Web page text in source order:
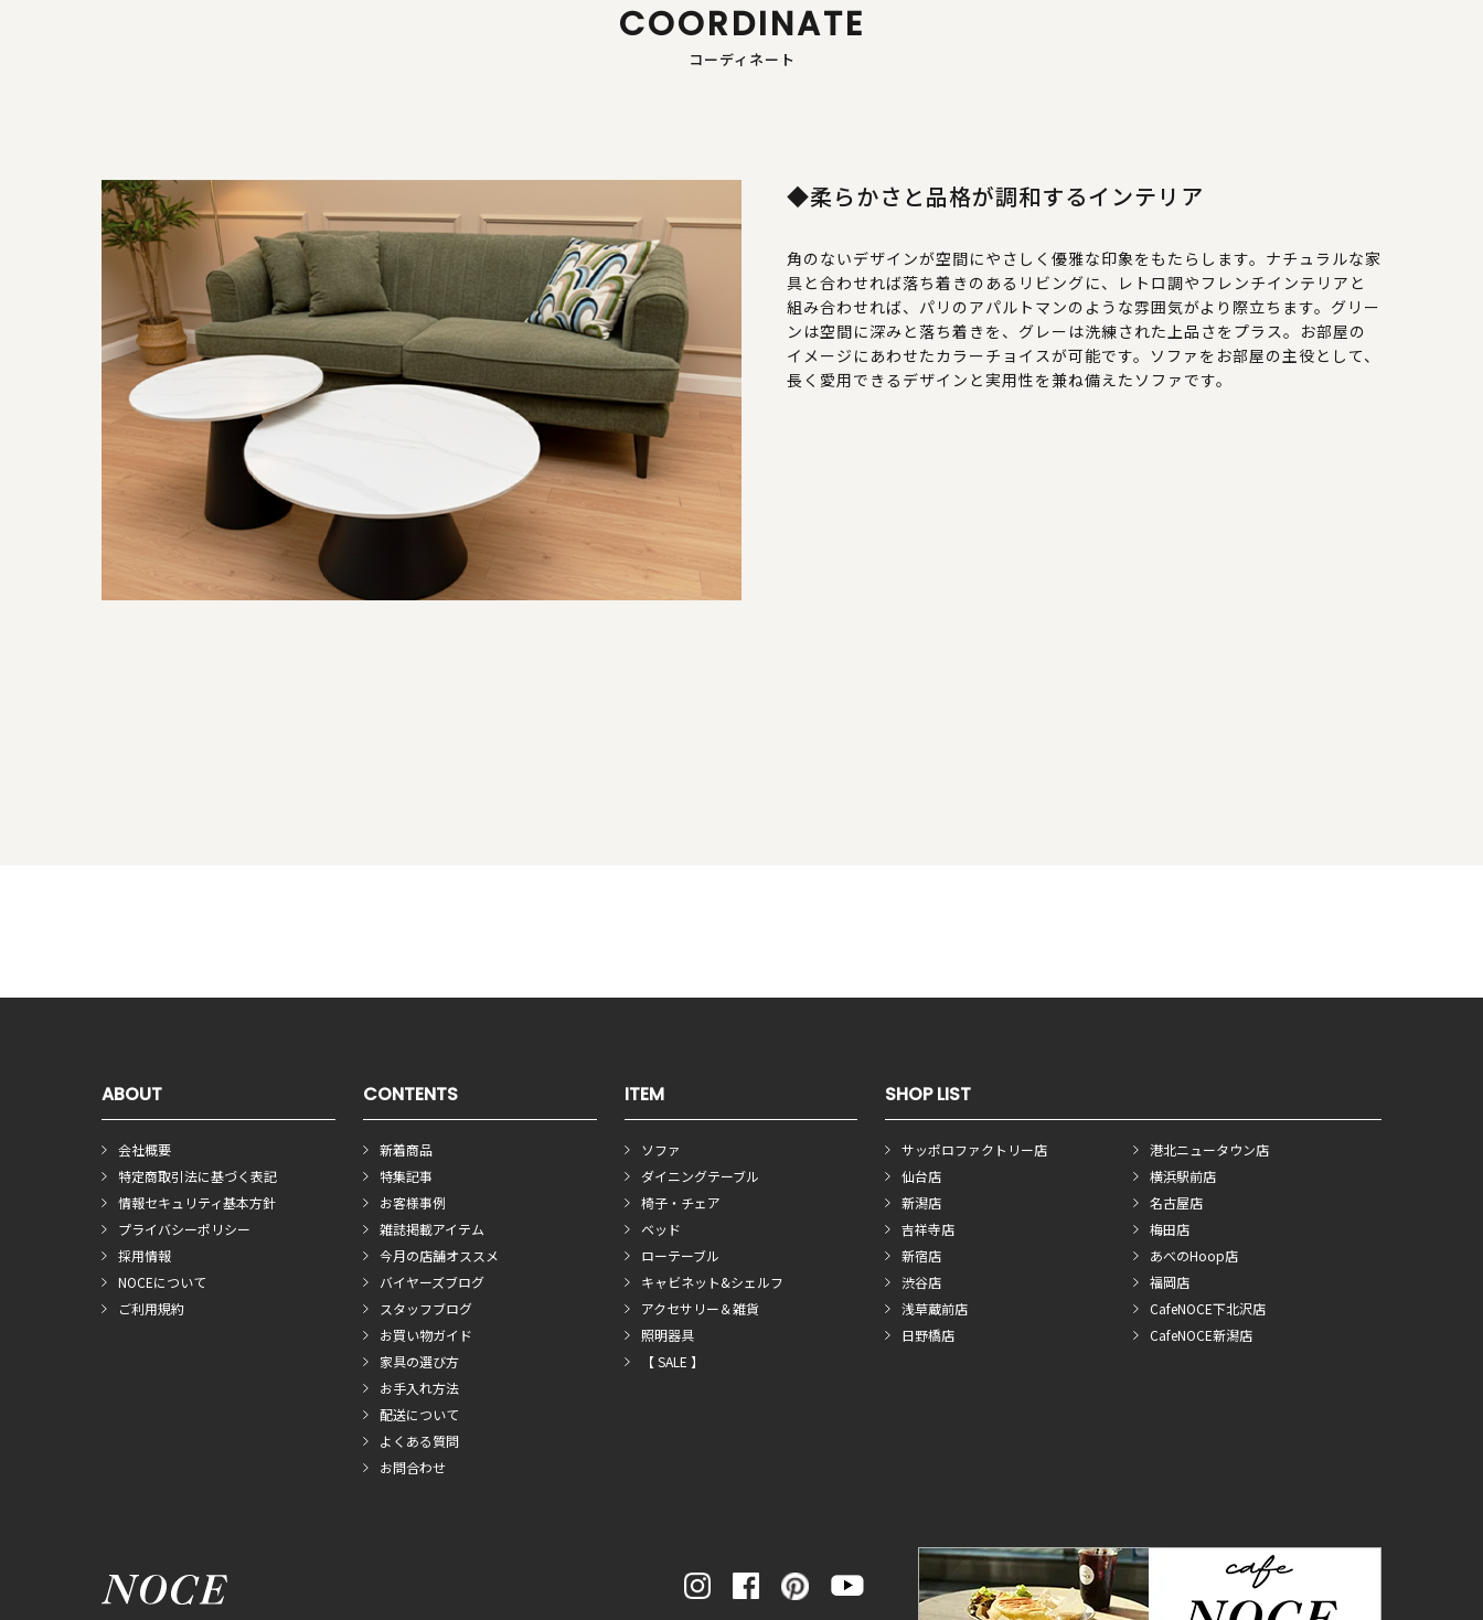
COORDINATE
コーディネート
◆柔らかさと品格が調和するインテリア
角のないデザインが空間にやさしく優雅な印象をもたらします。ナチュラルな家
具と合わせれば落ち着きのあるリビングに、レトロ調やフレンチインテリアと
組み合わせれば、パリのアパルトマンのような雰囲気がより際立ちます。グリー
ンは空間に深みと落ち着きを、グレーは洗練された上品さをプラス。お部屋の
イメージにあわせたカラーチョイスが可能です。ソファをお部屋の主役として、
長く愛用できるデザインと実用性を兼ね備えたソファです。
ABOUT
会社概要
特定商取引法に基づく表記
情報セキュリティ基本方針
プライバシーポリシー
採用情報
NOCEについて
ご利用規約
CONTENTS
新着商品
特集記事
お客様事例
雑誌掲載アイテム
今月の店舗オススメ
バイヤーズブログ
スタッフブログ
お買い物ガイド
家具の選び方
お手入れ方法
配送について
よくある質問
お問合わせ
ITEM
ソファ
ダイニングテーブル
椅子・チェア
ベッド
ローテーブル
キャビネット&シェルフ
アクセサリー＆雑貨
照明器具
【 SALE 】
SHOP LIST
サッポロファクトリー店
仙台店
新潟店
吉祥寺店
新宿店
渋谷店
浅草蔵前店
日野橋店
港北ニュータウン店
横浜駅前店
名古屋店
梅田店
あべのHoop店
福岡店
CafeNOCE下北沢店
CafeNOCE新潟店